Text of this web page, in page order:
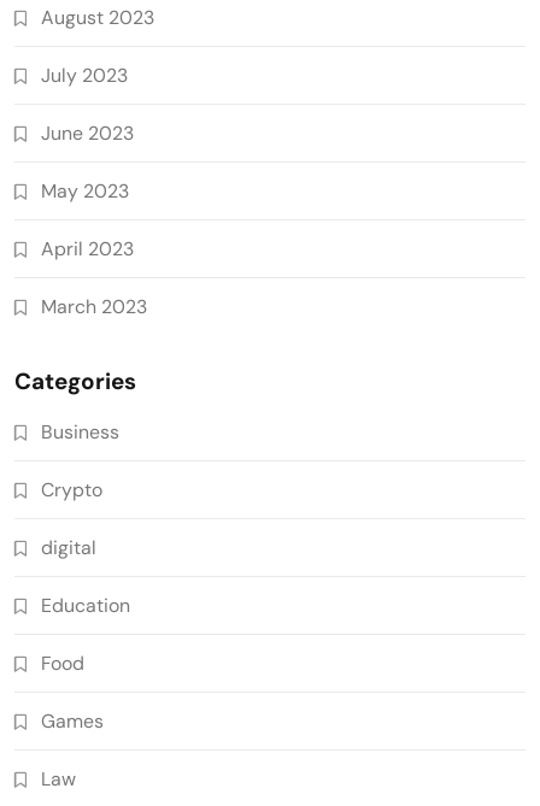
August 2023
July 2023
June 2023
May 2023
April 2023
March 2023
Categories
Business
Crypto
digital
Education
Food
Games
Law